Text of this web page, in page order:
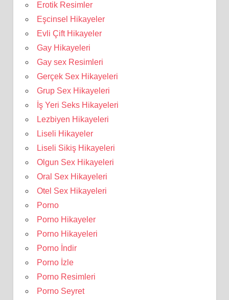
Erotik Resimler
Eşcinsel Hikayeler
Evli Çift Hikayeler
Gay Hikayeleri
Gay sex Resimleri
Gerçek Sex Hikayeleri
Grup Sex Hikayeleri
İş Yeri Seks Hikayeleri
Lezbiyen Hikayeleri
Liseli Hikayeler
Liseli Sikiş Hikayeleri
Olgun Sex Hikayeleri
Oral Sex Hikayeleri
Otel Sex Hikayeleri
Porno
Porno Hikayeler
Porno Hikayeleri
Porno İndir
Porno İzle
Porno Resimleri
Porno Seyret